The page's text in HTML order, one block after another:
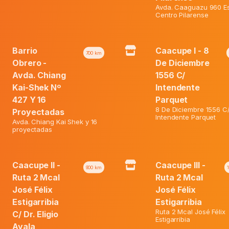
₲35.600El
precio
original
₲19.600El
precio
56.
Precio Normal:₲169.200
precio
Precio Web:₲135.400El
precio
Avda. Caaguazu 960
Centro Pilarense
Barrio
Obrero -
Avda. Chiang
Kai-Shek Nº
427 Y 16
Proyectadas
700 km
Avda. Chiang Kai Shek y 16
proyectadas
Caacupe I - 8
De Diciembre
1556 C/
Intendente
Parquet
8 De Diciembre 1556
Intendente Parquet
Caacupe II -
Ruta 2 Mcal
José Félix
Estigarribia
C/ Dr. Eligio
Ayala
900 km
Caacupe III -
Ruta 2 Mcal
José Félix
Estigarribia
Ruta 2 Mcal José Félix
Estigarribia